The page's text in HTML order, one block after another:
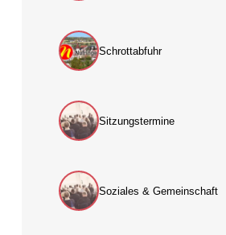
Schrottabfuhr
Sitzungstermine
Soziales & Gemeinschaft